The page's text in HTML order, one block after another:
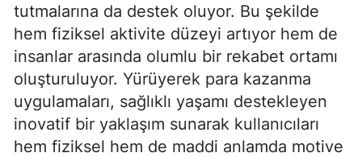
tutmalarına da destek oluyor. Bu şekilde
hem fiziksel aktivite düzeyi artıyor hem de
insanlar arasında olumlu bir rekabet ortamı
oluşturuluyor. Yürüyerek para kazanma
uygulamaları, sağlıklı yaşamı destekleyen
inovatif bir yaklaşım sunarak kullanıcıları
hem fiziksel hem de maddi anlamda motive